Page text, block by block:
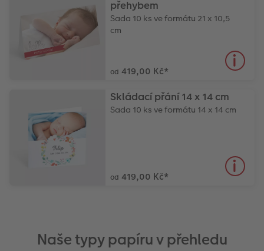
přehybem
Sada 10 ks ve formátu 21 x 10,5
cm
od 419,00 Kč*
Skládací přání 14 x 14 cm
Sada 10 ks ve formátu 14 x 14 cm
od 419,00 Kč*
Naše typy papíru v přehledu